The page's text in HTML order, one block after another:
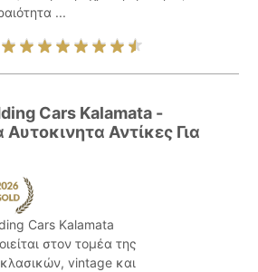
...
Cars Kalamata -
Αντίκες Για
Cars Kalamata
στον τομέα της
vintage και